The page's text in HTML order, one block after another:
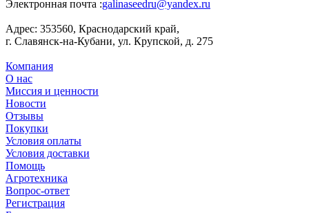
Электронная почта :galinaseedru@yandex.ru
Адрес: 353560, Краснодарский край,
г. Славянск-на-Кубани, ул. Крупской, д. 275
Компания
О нас
Миссия и ценности
Новости
Отзывы
Покупки
Условия оплаты
Условия доставки
Помощь
Агротехника
Вопрос-ответ
Регистрация